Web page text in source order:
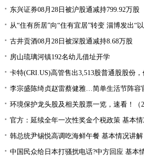
东兴证券08月28日被沪股通减持799.92万股
从“住有所居”向“住有宜居”转变 淄博发出“
古井贡酒08月28日被深股通减持8.68万股
房山琉璃河镇192名幼儿借址开学
卡特(CRI.US)高管售出3,513股普通股股份
李宗盛陈绮贞赵雷蔡健雅…简单生活节阵容
环境保护龙头股及相关股票一览，速看！（
官方：延续全年一次性奖金个税政策 基本
韩总统尹锡悦高调吃海鲜午餐 基本情况讲解
中国民众给日本打骚扰电话?中方回应 基本